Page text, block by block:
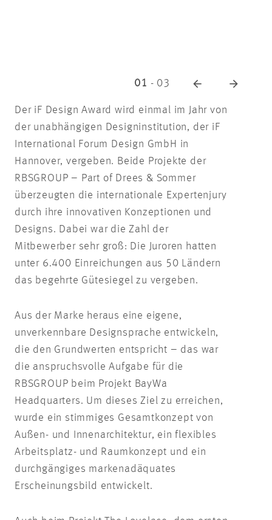
01 - 03
Der iF Design Award wird einmal im Jahr von
der unabhängigen Designinstitution, der iF
International Forum Design GmbH in
Hannover, vergeben. Beide Projekte der
RBSGROUP – Part of Drees & Sommer
überzeugten die internationale Expertenjury
durch ihre innovativen Konzeptionen und
Designs. Dabei war die Zahl der
Mitbewerber sehr groß: Die Juroren hatten
unter 6.400 Einreichungen aus 50 Ländern
das begehrte Gütesiegel zu vergeben.
Aus der Marke heraus eine eigene,
unverkennbare Designsprache entwickeln,
die den Grundwerten entspricht – das war
die anspruchsvolle Aufgabe für die
RBSGROUP beim Projekt BayWa
Headquarters. Um dieses Ziel zu erreichen,
wurde ein stimmiges Gesamtkonzept von
Außen- und Innenarchitektur, ein flexibles
Arbeitsplatz- und Raumkonzept und ein
durchgängiges markenadäquates
Erscheinungsbild entwickelt.